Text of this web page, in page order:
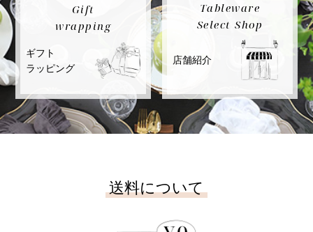
Gift
wrapping
ギフト
ラッピング
Tableware
Select Shop
店舗紹介
送料について